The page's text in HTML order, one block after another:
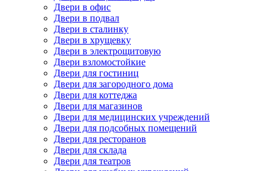
Двери в офис
Двери в подвал
Двери в сталинку
Двери в хрущевку
Двери в электрощитовую
Двери взломостойкие
Двери для гостиниц
Двери для загородного дома
Двери для коттеджа
Двери для магазинов
Двери для медицинских учреждений
Двери для подсобных помещений
Двери для ресторанов
Двери для склада
Двери для театров